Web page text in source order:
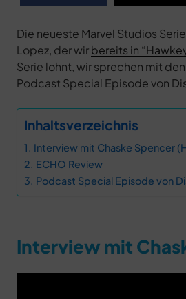
Die neueste Marvel Studios
Lopez, der wirbereits in
Serie lohnt, wir sprechen mit
Podcast Special Episode von
Inhaltsverzeichnis
Interview mit Chaske Spencer
ECHO Review
Podcast Special Episode von
Interview mit